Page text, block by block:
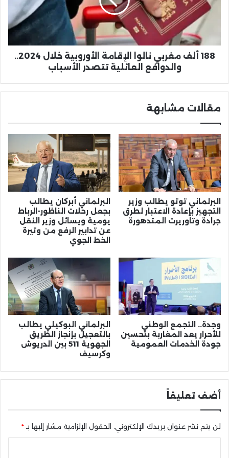
الأوروبية
والدوافع
العائلية
188 ألف مغربي نالوا الإقامة الأوروبية خلال 2024..
والدوافع العائلية تتصدر الأسباب
مقالات مشابهة
البرلماني توتو يطالب وزير
التجهيز بإعادة الاعتبار لطرق
جرادة وتاوريرت المتدهورة
البرلماني أبركان يطالب
بجعل رحلات الناظور-الرباط
يومية ويسائل وزير النقل
عن تدابير الرفع من وتيرة
الخط الجوي
وجدة.. التجمع الوطني
للأحرار يعد المغاربة بتحسين
جودة الخدمات العمومية
البرلماني البوكيلي يطالب
بالتعجيل بإنجاز الطريق
الجهوية 511 بين الدريوش
وكرسيف
أضف تعليقاً
لن يتم نشر عنوان بريدك الإلكتروني. الحقول الإلزامية مشار إليها بـ*